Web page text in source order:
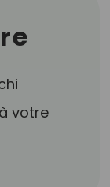
votre